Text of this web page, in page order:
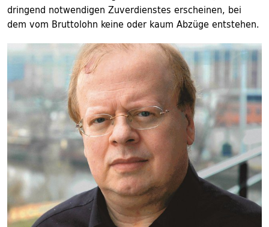
dringend notwendigen Zuverdienstes erscheinen, bei
dem vom Bruttolohn keine oder kaum Abzüge entstehen.